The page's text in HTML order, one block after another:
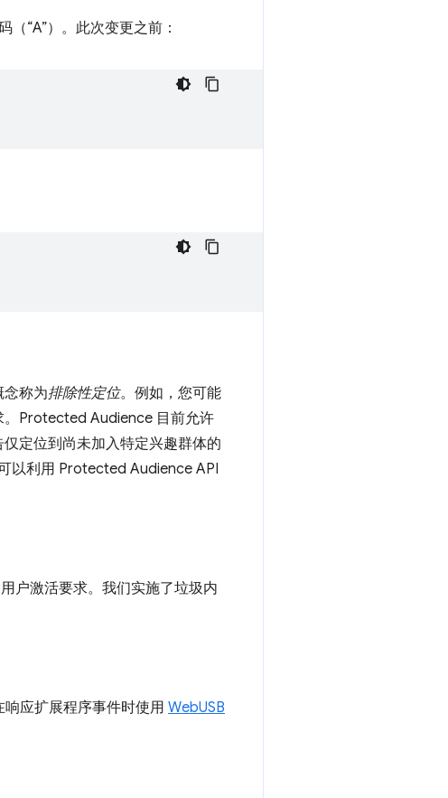
“A”）。此次变更之前：
称为排除性定位。例如，您可能
。Protected Audience 目前允许
定位到尚未加入特定兴趣群体的
以利用 Protected Audience API
户激活要求。我们实施了垃圾内
应扩展程序事件时使用 WebUSB